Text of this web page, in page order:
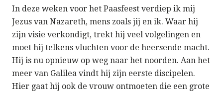
In deze weken voor het Paasfeest verdiep ik mij
Jezus van Nazareth, mens zoals jij en ik. Waar hij
zijn visie verkondigt, trekt hij veel volgelingen en
moet hij telkens vluchten voor de heersende macht.
Hij is nu opnieuw op weg naar het noorden. Aan het
meer van Galilea vindt hij zijn eerste discipelen.
Hier gaat hij ook de vrouw ontmoeten die een grote